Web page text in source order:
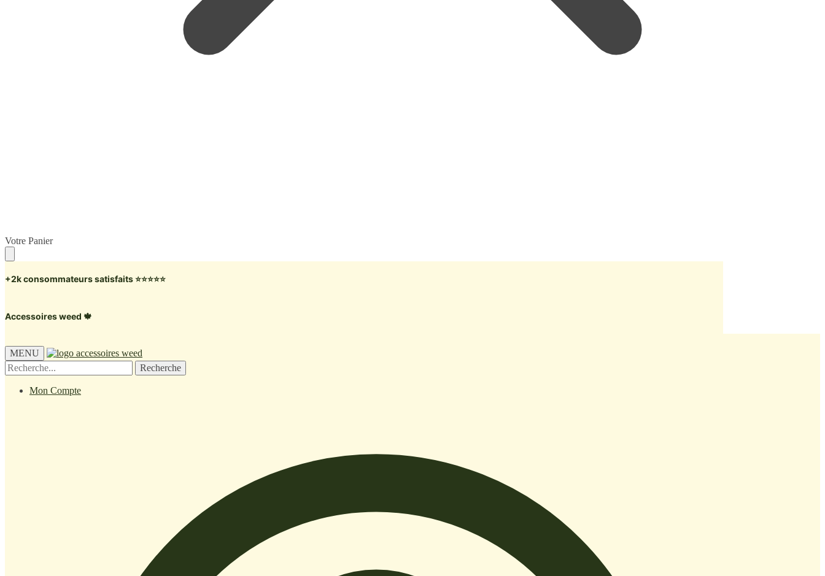
Skip
to
navigation
Skip
to
content
Votre Panier
+2k consommateurs satisfaits ⭐️⭐️⭐️⭐️⭐️
Accessoires weed 🍁
MENU
Recherche
pour :
Recherche
Mon Compte